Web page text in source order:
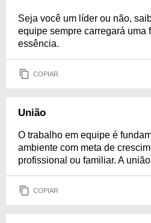
Seja você um líder ou não,
equipe sempre carregará uma
essência.
COPIAR
União
O trabalho em equipe é
ambiente com meta de
profissional ou familiar. A
COPIAR